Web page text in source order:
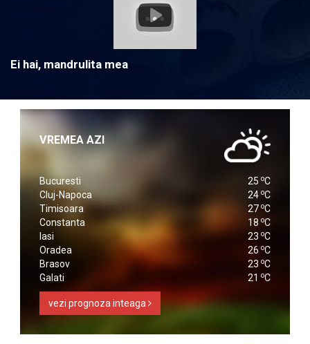
Ei hai, mandrulita mea
VREMEA AZI
Bucuresti 25 oC
Cluj-Napoca
24 oC
Timisoara
27 oC
Constanta
18 oC
Iasi
23 oC
Oradea
26 oC
Brasov
23 oC
Galati
21 oC
vezi prognoza inteaga